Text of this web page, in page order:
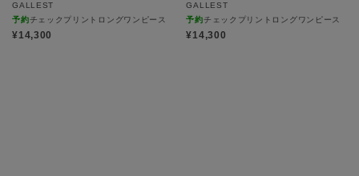
GALLEST
予約チェックプリントロングワンピース
¥14,300
GALLEST
予約チェックプリントロングワンピース
¥14,300